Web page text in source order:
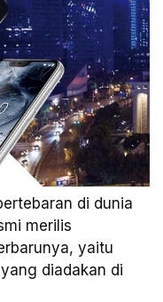
di dunia
merilis
yaitu
diadakan di